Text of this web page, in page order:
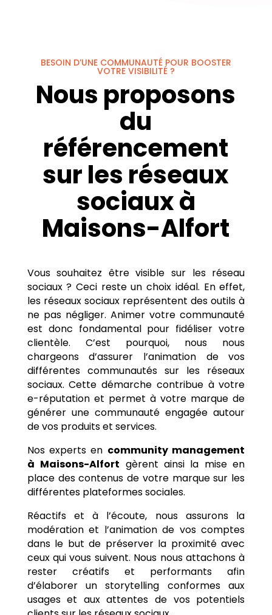
BESOIN D’UNE COMMUNAUTÉ POUR BOOSTER
VOTRE VISIBILITÉ ?
Nous proposons
du
référencement
sur les réseaux
sociaux à
Maisons-Alfort
Vous souhaitez être visible sur les réseau
sociaux ? Ceci reste un choix idéal. En effet,
les réseaux sociaux représentent des outils à
ne pas négliger. Animer votre communauté
est donc fondamental pour fidéliser votre
clientèle. C’est pourquoi, nous nous
chargeons d’assurer l’animation de vos
différentes communautés sur les réseaux
sociaux. Cette démarche contribue à votre
e-réputation et permet à votre marque de
générer une communauté engagée autour
de vos produits et services.
Nos experts en community management
à Maisons-Alfort gèrent ainsi la mise en
place des contenus de votre marque sur les
différentes plateformes sociales.
Réactifs et à l’écoute, nous assurons la
modération et l’animation de vos comptes
dans le but de préserver la proximité avec
ceux qui vous suivent. Nous nous attachons à
rester créatifs et performants afin
d’élaborer un storytelling conformes aux
usages et aux attentes de vos potentiels